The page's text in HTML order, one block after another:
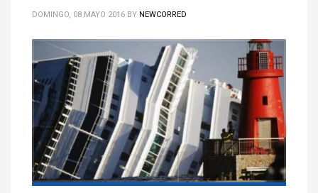
DOMINGO, 08 MAYO 2016 BY NEWCORRED